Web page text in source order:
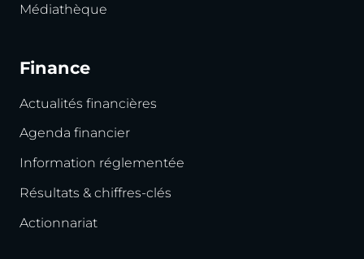
Médiathèque
Finance
Actualités financières
Agenda financier
Information réglementée
Résultats & chiffres-clés
Actionnariat